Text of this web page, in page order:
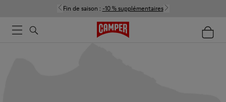
Fin de saison : -10 % supplémentaires